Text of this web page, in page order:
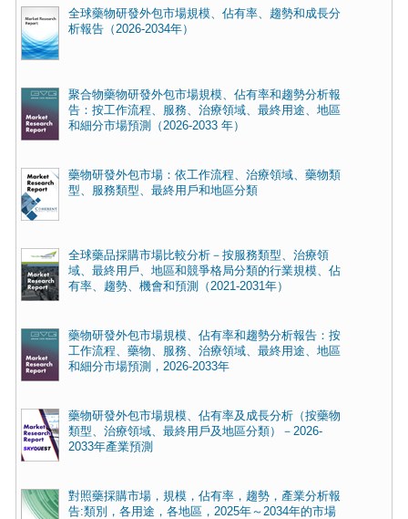
全球藥物研發外包市場規模、佔有率、趨勢和成長分
析報告（2026-2034年）
聚合物藥物研發外包市場規模、佔有率和趨勢分析報
告：按工作流程、服務、治療領域、最終用途、地區
和細分市場預測（2026-2033 年）
藥物研發外包市場：依工作流程、治療領域、藥物類
型、服務類型、最終用戶和地區分類
全球藥品採購市場比較分析－按服務類型、治療領
域、最終用戶、地區和競爭格局分類的行業規模、佔
有率、趨勢、機會和預測（2021-2031年）
藥物研發外包市場規模、佔有率和趨勢分析報告：按
工作流程、藥物、服務、治療領域、最終用途、地區
和細分市場預測，2026-2033年
藥物研發外包市場規模、佔有率及成長分析（按藥物
類型、治療領域、最終用戶及地區分類）－2026-
2033年產業預測
對照藥採購市場，規模，佔有率，趨勢，產業分析報
告:類別，各用途，各地區，2025年～2034年的市場